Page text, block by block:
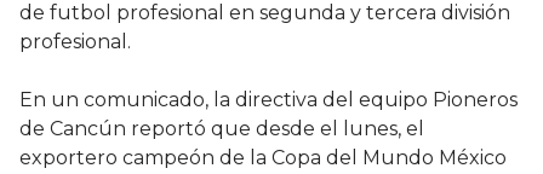
de futbol profesional en segunda y tercera división
profesional.
En un comunicado, la directiva del equipo Pioneros
de Cancún reportó que desde el lunes, el
exportero campeón de la Copa del Mundo México